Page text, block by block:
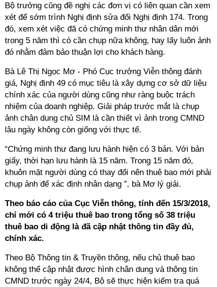
Bộ trưởng cũng đề nghị các đơn vị có liên quan cần xem
xét để sớm trình Nghị định sửa đổi Nghị định 174. Trong
đó, xem xét việc đã có chứng minh thư nhân dân mới
trong 5 năm thì có cần chụp nữa không, hay lấy luôn ảnh
đó nhằm đảm bảo thuận lợi cho khách hàng.
Bà Lê Thị Ngọc Mơ - Phó Cục trưởng Viễn thông đánh
giá, Nghị định 49 có mục tiêu là xây dựng cơ sở dữ liệu
chính xác của người dùng cũng như ràng buộc trách
nhiệm của doanh nghiệp. Giải pháp trước mắt là chụp
ảnh chân dung chủ SIM là cần thiết vì ảnh trong CMND
lâu ngày không còn giống với thực tế.
“Chứng minh thư đang lưu hành hiện có 3 bản. Với bản
giấy, thời hạn lưu hành là 15 năm. Trong 15 năm đó,
khuôn mặt người dùng có thay đổi nên thuê bao mới phải
chụp ảnh để xác định nhân dạng ”, bà Mơ lý giải.
Theo báo cáo của Cục Viễn thông, tính đến 15/3/2018,
chỉ mới có 4 triệu thuê bao trong tổng số 38 triệu
thuê bao di động là đã cập nhật thông tin đầy đủ,
chính xác.
Theo Bộ Thông tin & Truyền thông, nếu chủ thuê bao
không thể cập nhật được hình chân dung và thông tin
CMND trước ngày 24/4, Bộ sẽ thực hiện kiểm tra quá